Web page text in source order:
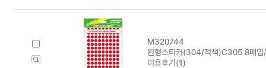
M320744
원형스티커(304/적색)C305 8매
이용후기(1)